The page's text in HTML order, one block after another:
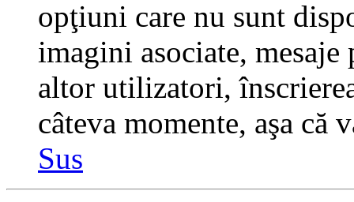
opţiuni care nu sunt
imagini asociate,
altor utilizatori,
câteva momente, aşa că
Sus